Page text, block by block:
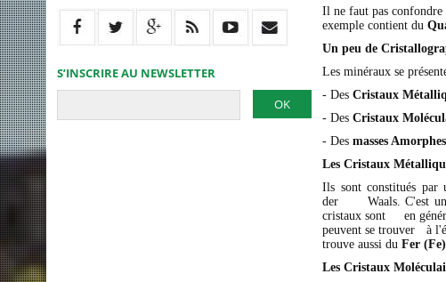
Il ne faut pas
exemple contient du
Un peu de
Les minéraux se
- Des Cristaux
- Des Cristaux
- Des masses Amorphes
Les Cristaux
Ils sont constitués par
der Waals. C'est une
cristaux sont en
peuvent se trouver à
trouve aussi du Fer (Fe)
Les Cristaux
S’INSCRIRE AU NEWSLETTER